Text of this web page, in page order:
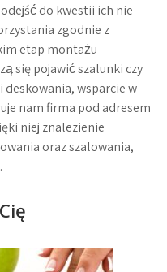
do kwestii ich nie
zgodnie z
etap montażu
się pojawić szalunki czy
wsparcie w
nam firma pod adresem
niej znalezienie
oraz szalowania,